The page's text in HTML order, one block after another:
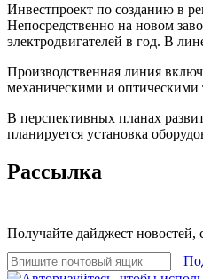
Инвестпроект по созданию в
Непосредственно на новом
электродвигателей в год. В
Производственная линия
механическими и оптическими
В перспективных планах
планируется установка
Рассылка
Получайте дайджест